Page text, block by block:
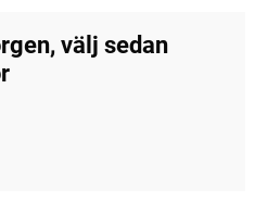
välj sedan